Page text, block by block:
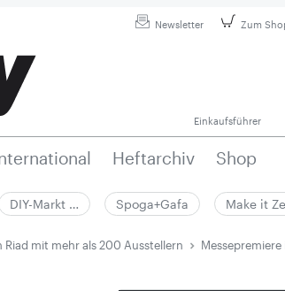
Newsletter Zum
Einkaufsführer
Heftarchiv Shop
DIY-Markt … Spoga+Gafa Make it
Riad mit mehr als 200 Ausstellern Messepremiere